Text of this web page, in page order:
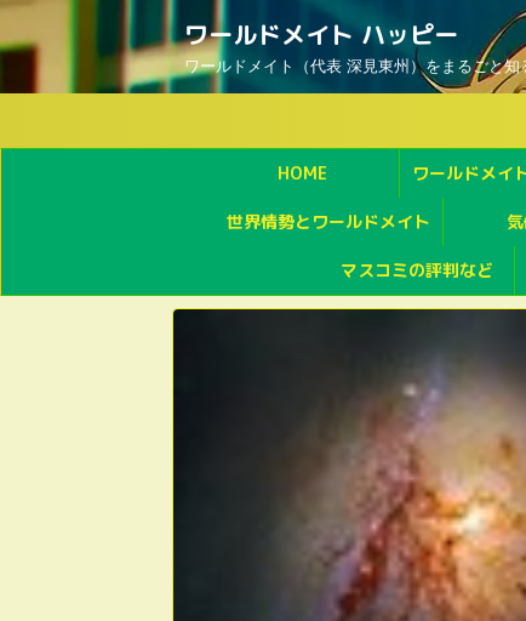
ワールドメイト ハッピー
ワールドメイト（代表 深見東州）をまるごと知
HOME ワールドメイ
世界情勢とワールドメイト
マスコミの評判など